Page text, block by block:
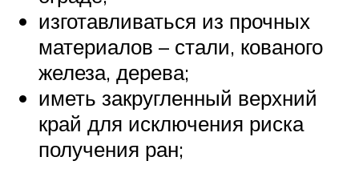
изготавливаться из прочных
материалов – стали, кованого
железа, дерева;
иметь закругленный верхний
край для исключения риска
получения ран;